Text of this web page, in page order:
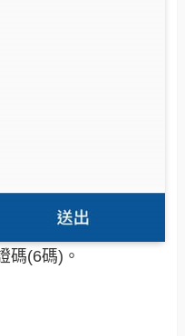
碼(6碼)。